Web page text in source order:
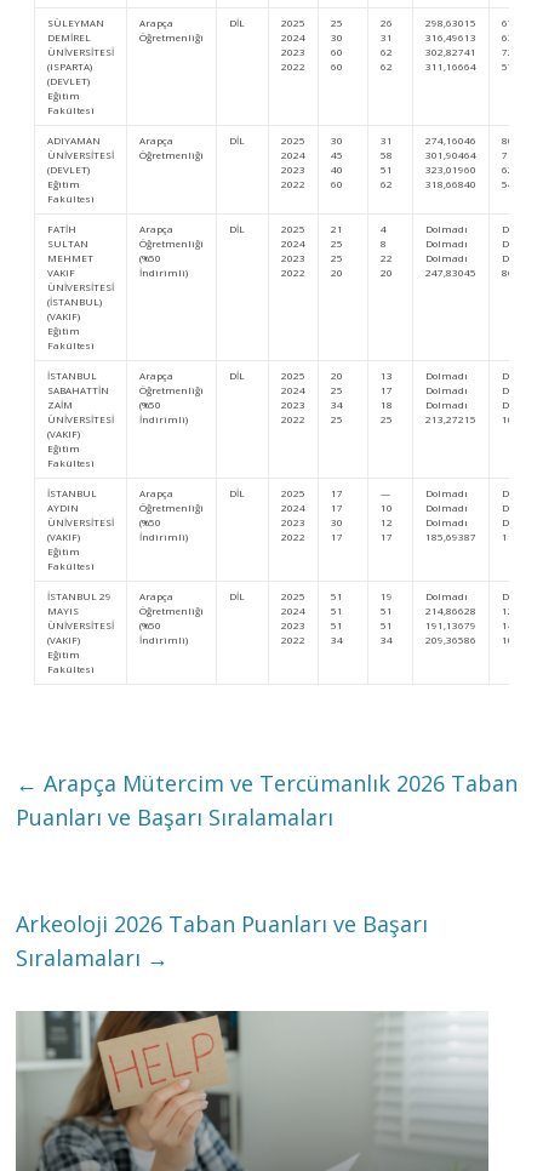
SÜLEYMAN
DEMİREL
ÜNİVERSİTESİ
(ISPARTA)
(DEVLET)
Eğitim
Fakültesi
Arapça
Öğretmenliği
DİL
2025
2024
2023
2022
25
30
60
60
26
31
62
62
298,63015
316,49613
302,82741
311,16664
67.900
63.949
72.868
57.950
ADIYAMAN
ÜNİVERSİTESİ
(DEVLET)
Eğitim
Fakültesi
Arapça
Öğretmenliği
DİL
2025
2024
2023
2022
30
45
40
60
31
58
51
62
274,16046
301,90464
323,01960
318,66840
80.800
71.983
62.621
54.794
FATİH
SULTAN
MEHMET
VAKIF
ÜNİVERSİTESİ
(İSTANBUL)
(VAKIF)
Eğitim
Fakültesi
Arapça
Öğretmenliği
(%50
İndirimli)
DİL
2025
2024
2023
2022
21
25
25
20
4
8
22
20
Dolmadı
Dolmadı
Dolmadı
247,83045
86.471
İSTANBUL
SABAHATTİN
ZAİM
ÜNİVERSİTESİ
(VAKIF)
Eğitim
Fakültesi
Arapça
Öğretmenliği
(%50
İndirimli)
DİL
2025
2024
2023
2022
20
25
34
25
13
17
18
25
Dolmadı
Dolmadı
Dolmadı
213,27215
104.200
İSTANBUL
AYDIN
ÜNİVERSİTESİ
(VAKIF)
Eğitim
Fakültesi
Arapça
Öğretmenliği
(%50
İndirimli)
DİL
2025
2024
2023
2022
17
17
30
17
—
10
12
17
Dolmadı
Dolmadı
Dolmadı
185,69387
116.643
İSTANBUL 29
MAYIS
ÜNİVERSİTESİ
(VAKIF)
Eğitim
Fakültesi
Arapça
Öğretmenliği
(%50
İndirimli)
DİL
2025
2024
2023
2022
51
51
51
34
19
51
51
34
Dolmadı
214,86628
191,13679
209,36586
129.458
141.520
106.155
← Arapça Mütercim ve Tercümanlık 2026 Taban
Puanları ve Başarı Sıralamaları
Arkeoloji 2026 Taban Puanları ve Başarı
Sıralamaları →